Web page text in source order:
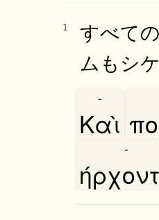
1
すべて
ムもシ
Καὶ
-
-